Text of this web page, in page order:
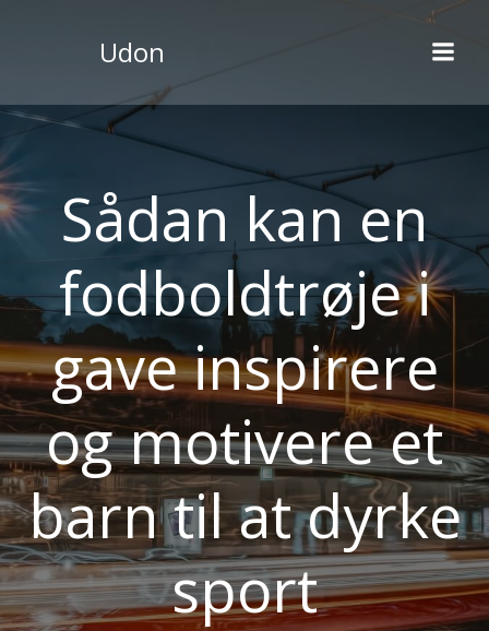
Udon
Sådan kan en
fodboldtrøje i
gave inspirere
og motivere et
barn til at dyrke
sport